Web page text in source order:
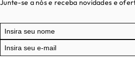
Junte-se a nós e receba novidades e